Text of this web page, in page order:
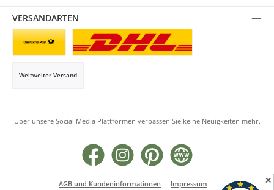
VERSANDARTEN
Weltweiter Versand
Über unsere Social Media Plattformen verpassen Sie keine Neuigkeiten mehr.
Facebook Instagram Pinterest Website
AGB und Kundeninformationen
Impressum
✕